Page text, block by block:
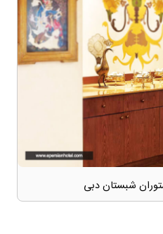
شبستان دبی